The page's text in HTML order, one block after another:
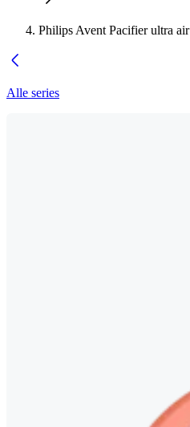
Philips Avent Pacifier ultra air
Alle series